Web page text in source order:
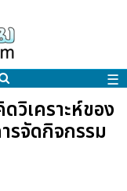
☰
วิเคราะห์ของ
รจัดกิจกรรม